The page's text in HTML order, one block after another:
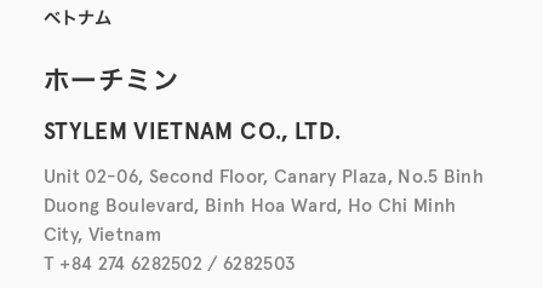
ベトナム
ホーチミン
STYLEM VIETNAM CO., LTD.
Unit 02-06, Second Floor, Canary Plaza, No.5 Binh
Duong Boulevard, Binh Hoa Ward, Ho Chi Minh
City, Vietnam
T +84 274 6282502 / 6282503